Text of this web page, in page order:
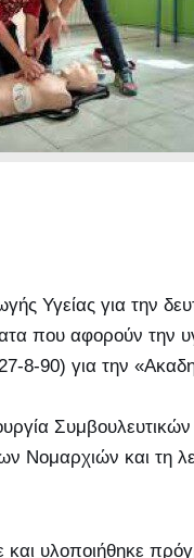
Υγείας για την
που αφορούν την
90) για την
Νομαρχιών και τη
και υλοποιήθηκε